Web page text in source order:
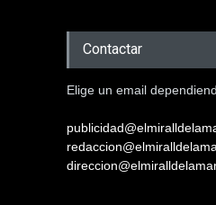
Contactar
Elige un email